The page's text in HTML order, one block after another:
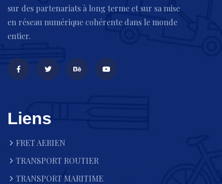
sur des partenariats à long terme et sur sa mise
en réseau numérique cohérente dans le monde
entier.
Liens
FRET AERIEN
TRANSPORT ROUTIER
TRANSPORT MARITIME